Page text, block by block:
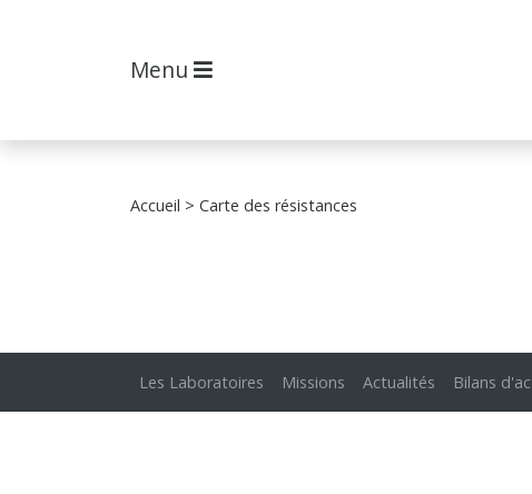
Menu
Accueil > Carte des résistances
Les Laboratoires Missions Actualités Bilans